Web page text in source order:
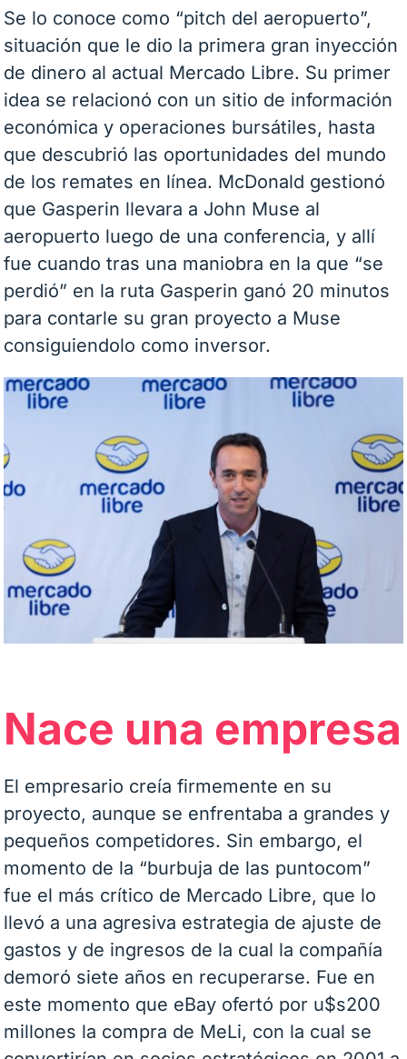
Se lo conoce como “pitch del aeropuerto”,
situación que le dio la primera gran inyección
de dinero al actual Mercado Libre. Su primer
idea se relacionó con un sitio de información
económica y operaciones bursátiles, hasta
que descubrió las oportunidades del mundo
de los remates en línea. McDonald gestionó
que Gasperin llevara a John Muse al
aeropuerto luego de una conferencia, y allí
fue cuando tras una maniobra en la que “se
perdió” en la ruta Gasperin ganó 20 minutos
para contarle su gran proyecto a Muse
consiguiendolo como inversor.
Nace una empresa
El empresario creía firmemente en su
proyecto, aunque se enfrentaba a grandes y
pequeños competidores. Sin embargo, el
momento de la “burbuja de las puntocom”
fue el más crítico de Mercado Libre, que lo
llevó a una agresiva estrategia de ajuste de
gastos y de ingresos de la cual la compañía
demoró siete años en recuperarse. Fue en
este momento que eBay ofertó por u$s200
millones la compra de MeLi, con la cual se